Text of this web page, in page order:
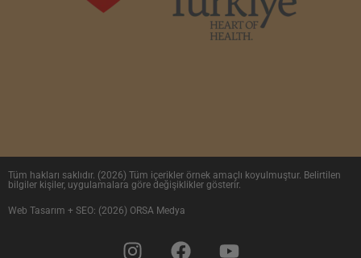
Tüm hakları saklıdır. (2026) Tüm içerikler örnek amaçlı koyulmuştur. Belirtilen
bilgiler kişiler, uygulamalara göre değişiklikler gösterir.
Web Tasarım + SEO: (2026) ORSA Medya